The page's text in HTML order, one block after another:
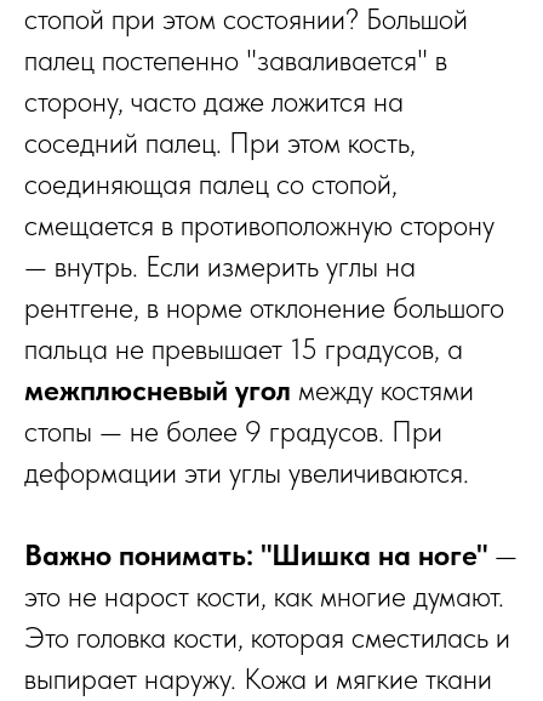
стопой при этом состоянии? Большой
палец постепенно "заваливается" в
сторону, часто даже ложится на
соседний палец. При этом кость,
соединяющая палец со стопой,
смещается в противоположную сторону
— внутрь. Если измерить углы на
рентгене, в норме отклонение большого
пальца не превышает 15 градусов, а
межплюсневый угол между костями
стопы — не более 9 градусов. При
деформации эти углы увеличиваются.
Важно понимать: "Шишка на ноге" —
это не нарост кости, как многие думают.
Это головка кости, которая сместилась и
выпирает наружу. Кожа и мягкие ткани